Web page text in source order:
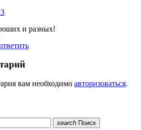
и разных!
вам необходимо авторизоваться.
search Поиск